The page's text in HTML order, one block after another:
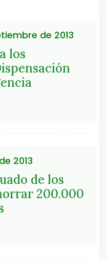
de 2013
los
2013
de los
200.000